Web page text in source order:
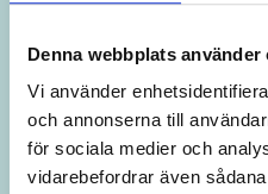
Denna webbplats använder
Vi använder
och annonserna till
för sociala medier och
vidarebefordrar även